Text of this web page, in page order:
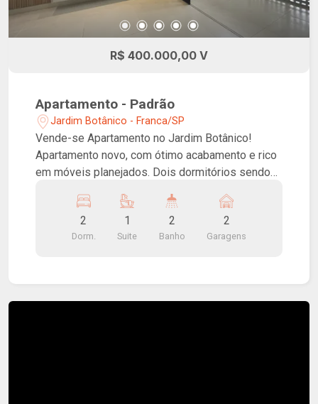
R$ 400.000,00 V
Apartamento - Padrão
Jardim Botânico - Franca/SP
Vende-se Apartamento no Jardim Botânico!
Apartamento novo, com ótimo acabamento e rico
em móveis planejados. Dois dormitórios sendo
cozinha, varanda, lavanderia, área de claridade e
duas vagas de garagem.
2
Dorm.
1
Suite
2
Banho
2
Garagens